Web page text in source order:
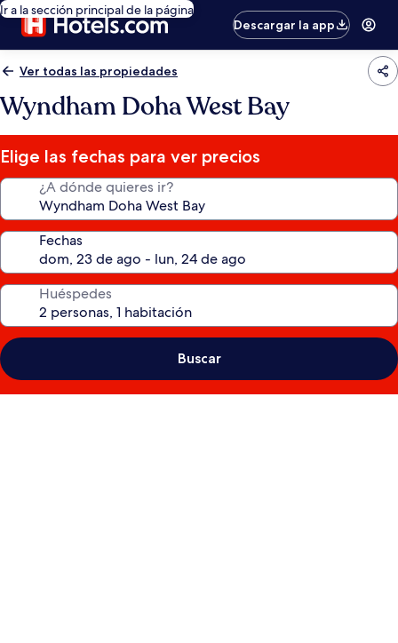
Ir a la sección principal de la página
Descargar la app
Ver todas las propiedades
Wyndham Doha West Bay
Elige las fechas para ver precios
¿A dónde quieres ir?
Fechas
Huéspedes
Buscar